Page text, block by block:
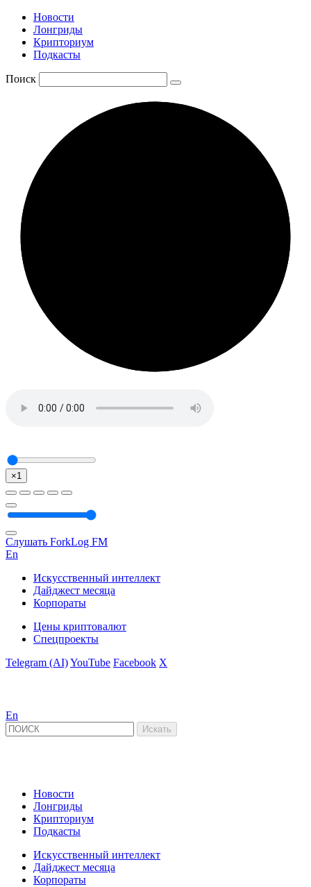
Новости
Лонгриды
Крипториум
Подкасты
Поиск
×1
Слушать ForkLog FM
En
Искусственный интеллект
Дайджест месяца
Корпораты
Цены криптовалют
Спецпроекты
Telegram (AI)YouTube Facebook X
En
Новости
Лонгриды
Крипториум
Подкасты
Искусственный интеллект
Дайджест месяца
Корпораты